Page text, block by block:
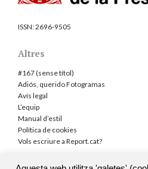
ISSN:2696-9505
Altres
#167 (sense títol)
Adiós, querido Fotogramas
Avís legal
L’equip
Manual d’estil
Política de cookies
Vols escriure a Report.cat?